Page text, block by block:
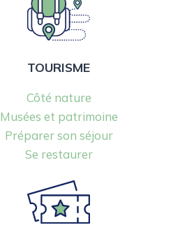
TOURISME
Côté nature
Musées et patrimoine
Préparer son séjour
Se restaurer